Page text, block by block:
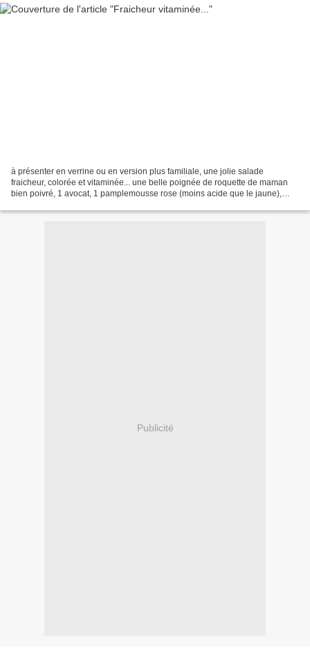
à présenter en verrine ou en version plus familiale, une jolie salade
fraicheur, colorée et vitaminée... une belle poignée de roquette de maman
bien poivré, 1 avocat, 1 pamplemousse rose (moins acide que le jaune),
Publicité